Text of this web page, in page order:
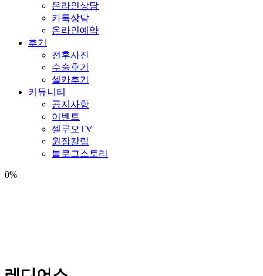
온라인상담
카톡상담
온라인예약
후기
전후사진
수술후기
셀카후기
커뮤니티
공지사항
이벤트
셀루오TV
원장칼럼
블로그스토리
0%